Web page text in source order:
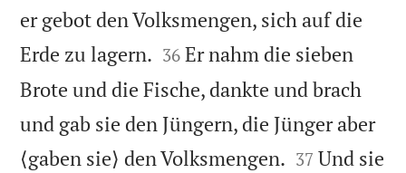
er gebot den Volksmengen, sich auf die
Erde zu lagern. 

36 Er nahm die sieben
Brote und die Fische, dankte und brach
und gab sie den Jüngern, die Jünger aber
⟨gaben sie⟩ den Volksmengen. 

37 Und sie